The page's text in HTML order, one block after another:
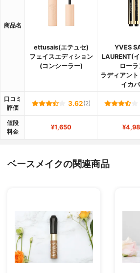
商品名
ettusais(エテュセ)
フェイスエディション
(コンシーラー)
YVES
LAURENT(
ローラ
ラディアント
イカ
口コミ
評価
3.62(2)
値段
料金
¥1,650
ベースメイクの関連商品